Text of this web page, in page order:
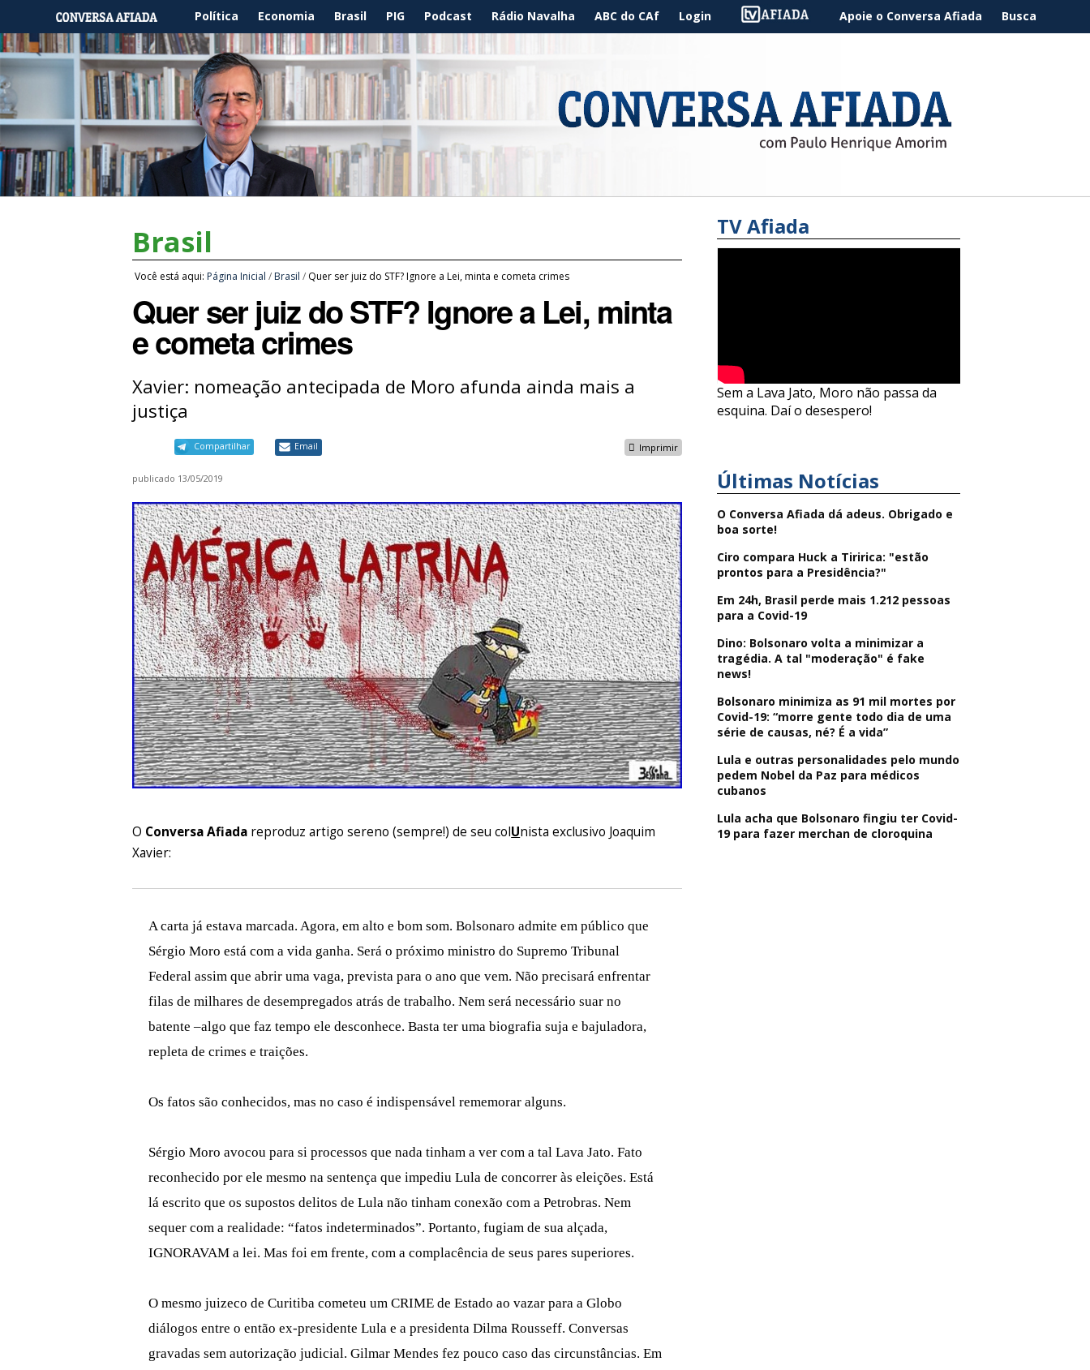
Política Economia Brasil PIG Podcast Rádio Navalha ABC do CAf Login Apoie o Conversa Afiada Busca
Brasil
Você está aqui: Página Inicial / Brasil / Quer ser juiz do STF? Ignore a Lei, minta e cometa crimes
Quer ser juiz do STF? Ignore a Lei, minta
e cometa crimes
Xavier: nomeação antecipada de Moro afunda ainda mais a
justiça
Compartilhar Email Imprimir
publicado 13/05/2019
O Conversa Afiada reproduz artigo sereno (sempre!) de seu colUnista exclusivo Joaquim
Xavier:
A carta já estava marcada. Agora, em alto e bom som. Bolsonaro admite em público que
Sérgio Moro está com a vida ganha. Será o próximo ministro do Supremo Tribunal
Federal assim que abrir uma vaga, prevista para o ano que vem. Não precisará enfrentar
filas de milhares de desempregados atrás de trabalho. Nem será necessário suar no
batente –algo que faz tempo ele desconhece. Basta ter uma biografia suja e bajuladora,
repleta de crimes e traições.
Os fatos são conhecidos, mas no caso é indispensável rememorar alguns.
Sérgio Moro avocou para si processos que nada tinham a ver com a tal Lava Jato. Fato
reconhecido por ele mesmo na sentença que impediu Lula de concorrer às eleições. Está
lá escrito que os supostos delitos de Lula não tinham conexão com a Petrobras. Nem
sequer com a realidade: “fatos indeterminados”. Portanto, fugiam de sua alçada,
IGNORAVAM a lei. Mas foi em frente, com a complacência de seus pares superiores.
O mesmo juizeco de Curitiba cometeu um CRIME de Estado ao vazar para a Globo
diálogos entre o então ex-presidente Lula e a presidenta Dilma Rousseff. Conversas
gravadas sem autorização judicial. Gilmar Mendes fez pouco caso das circunstâncias. Em
TV Afiada
Sem a Lava Jato, Moro não passa da
esquina. Daí o desespero!
Últimas Notícias
O Conversa Afiada dá adeus. Obrigado e
boa sorte!
Ciro compara Huck a Tiririca: "estão
prontos para a Presidência?"
Em 24h, Brasil perde mais 1.212 pessoas
para a Covid-19
Dino: Bolsonaro volta a minimizar a
tragédia. A tal "moderação" é fake
news!
Bolsonaro minimiza as 91 mil mortes por
Covid-19: “morre gente todo dia de uma
série de causas, né? É a vida”
Lula e outras personalidades pelo mundo
pedem Nobel da Paz para médicos
cubanos
Lula acha que Bolsonaro fingiu ter Covid-
19 para fazer merchan de cloroquina